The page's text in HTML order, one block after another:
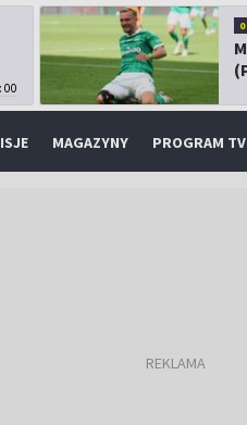
MAGAZYNY PROGRAM TV